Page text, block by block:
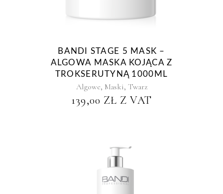
BANDI STAGE 5 MASK –
ALGOWA MASKA KOJĄCA Z
TROKSERUTYNĄ 1000ML
Algowe, Maski, Twarz
139,00 ZŁ Z VAT